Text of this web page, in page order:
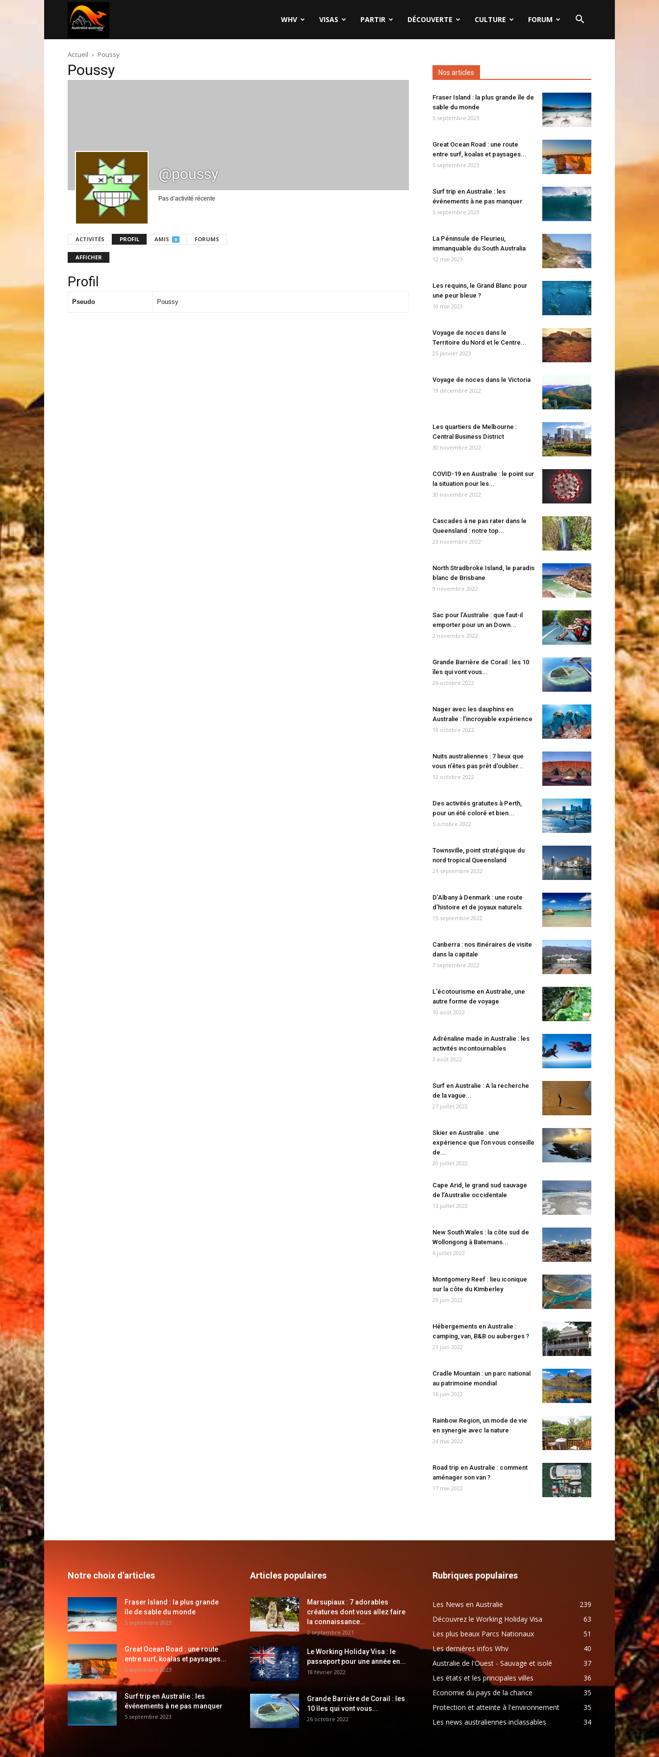
australie.com
WHV VISAS PARTIR DÉCOUVERTE CULTURE FORUM
Accueil Poussy
Poussy
@poussy
Pas d’activité récente
ACTIVITÉS PROFIL AMIS 0 FORUMS
AFFICHER
Profil
Pseudo Poussy
Nos articles
Fraser Island : la plus grande île de
sable du monde
5 septembre 2023
Great Ocean Road : une route
entre surf, koalas et paysages...
5 septembre 2023
Surf trip en Australie : les
événements à ne pas manquer
5 septembre 2023
La Péninsule de Fleurieu,
immanquable du South Australia
12 mai 2023
Les requins, le Grand Blanc pour
une peur bleue ?
10 mai 2023
Voyage de noces dans le
Territoire du Nord et le Centre...
25 janvier 2023
Voyage de noces dans le Victoria
19 décembre 2022
Les quartiers de Melbourne :
Central Business District
30 novembre 2022
COVID-19 en Australie : le point sur
la situation pour les...
30 novembre 2022
Cascades à ne pas rater dans le
Queensland : notre top...
23 novembre 2022
North Stradbroke Island, le paradis
blanc de Brisbane
9 novembre 2022
Sac pour l’Australie : que faut-il
emporter pour un an Down...
2 novembre 2022
Grande Barrière de Corail : les 10
îles qui vont vous...
26 octobre 2022
Nager avec les dauphins en
Australie : l’incroyable expérience
19 octobre 2022
Nuits australiennes : 7 lieux que
vous n’êtes pas prêt d’oublier...
12 octobre 2022
Des activités gratuites à Perth,
pour un été coloré et bien...
5 octobre 2022
Townsville, point stratégique du
nord tropical Queensland
21 septembre 2022
D’Albany à Denmark : une route
d’histoire et de joyaux naturels
15 septembre 2022
Canberra : nos itinéraires de visite
dans la capitale
7 septembre 2022
L’écotourisme en Australie, une
autre forme de voyage
10 août 2022
Adrénaline made in Australie : les
activités incontournables
3 août 2022
Surf en Australie : A la recherche
de la vague...
27 juillet 2022
Skier en Australie : une
expérience que l’on vous conseille
de...
20 juillet 2022
Cape Arid, le grand sud sauvage
de l’Australie occidentale
13 juillet 2022
New South Wales : la côte sud de
Wollongong à Batemans...
6 juillet 2022
Montgomery Reef : lieu iconique
sur la côte du Kimberley
29 juin 2022
Hébergements en Australie :
camping, van, B&B ou auberges ?
21 juin 2022
Cradle Mountain : un parc national
au patrimoine mondial
16 juin 2022
Rainbow Region, un mode de vie
en synergie avec la nature
24 mai 2022
Road trip en Australie : comment
aménager son van ?
17 mai 2022
Notre choix d'articles
Fraser Island : la plus grande
île de sable du monde
5 septembre 2023
Great Ocean Road : une route
entre surf, koalas et paysages...
5 septembre 2023
Surf trip en Australie : les
événements à ne pas manquer
5 septembre 2023
Articles populaires
Marsupiaux : 7 adorables
créatures dont vous allez faire
la connaissance...
2 septembre 2021
Le Working Holiday Visa : le
passeport pour une année en...
18 février 2022
Grande Barrière de Corail : les
10 îles qui vont vous...
26 octobre 2022
Rubriques populaires
Les News en Australie
239
Découvrez le Working Holiday Visa
63
Les plus beaux Parcs Nationaux
51
Les dernières infos Whv
40
Australie de l'Ouest - Sauvage et isolé
37
Les états et les principales villes
36
Economie du pays de la chance
35
Protection et atteinte à l'environnement
35
Les news australiennes inclassables
34